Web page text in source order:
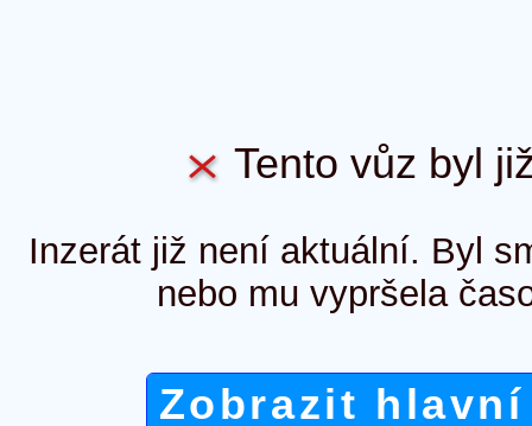
Tento vůz byl
Inzerát již není aktuální. Byl
nebo mu vypršela
Zobrazit